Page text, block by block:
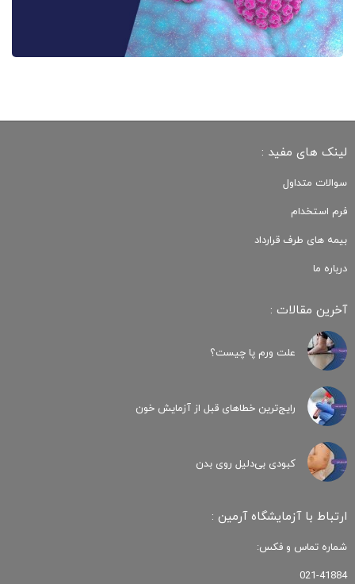
لینک های مفید :
سوالات متداول
فرم استخدام
بیمه های طرف قرارداد
درباره ما
آخرین مقالات :
علت ورم پا چیست؟
رایج‌ترین خطاهای قبل از آزمایش خون
کبودی‌ بی‌دلیل روی بدن
ارتباط با آزمایشگاه آرمین :
شماره تماس و فکس:
021-41884